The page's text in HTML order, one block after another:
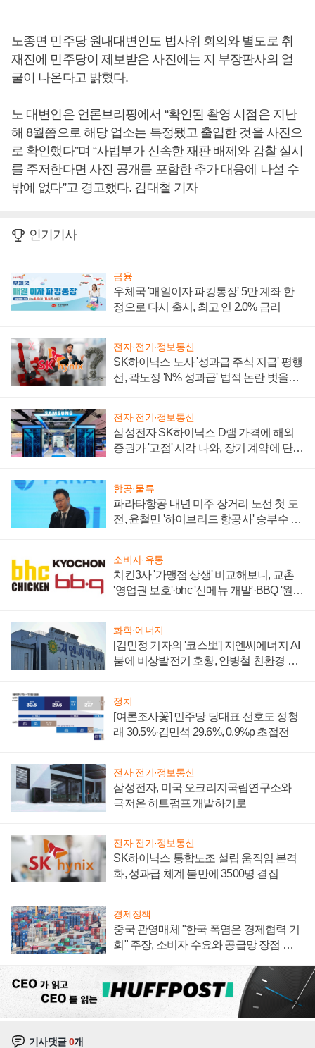
노종면 민주당 원내대변인도 법사위 회의와 별도로 취
재진에 민주당이 제보받은 사진에는 지 부장판사의 얼
굴이 나온다고 밝혔다.
노 대변인은 언론브리핑에서 “확인된 촬영 시점은 지난
해 8월쯤으로 해당 업소는 특정됐고 출입한 것을 사진으
로 확인했다”며 “사법부가 신속한 재판 배제와 감찰 실시
를 주저한다면 사진 공개를 포함한 추가 대응에 나설 수
밖에 없다”고 경고했다. 김대철 기자
인기기사
금융
우체국 '매일이자 파킹통장' 5만 계좌 한
정으로 다시 출시, 최고 연 2.0% 금리
전자·전기·정보통신
SK하이닉스 노사 '성과급 주식 지급' 평행
선, 곽노정 'N% 성과급' 법적 논란 벗을지
전자·전기·정보통신
삼성전자 SK하이닉스 D램 가격에 해외
증권가 '고점' 시각 나와, 장기 계약에 단점
항공·물류
파라타항공 내년 미주 장거리 노선 첫 도
전, 윤철민 '하이브리드 항공사' 승부수 통
소비자·유통
치킨3사 '가맹점 상생' 비교해보니, 교촌
'영업권 보호'·bhc '신메뉴 개발'·BBQ '원가
화학·에너지
[김민정 기자의 '코스뽀'] 지엔씨에너지 AI
붐에 비상발전기 호황, 안병철 친환경 에
정치
[여론조사꽃] 민주당 당대표 선호도 정청
래 30.5%·김민석 29.6%, 0.9%p 초접전
전자·전기·정보통신
삼성전자, 미국 오크리지국립연구소와
극저온 히트펌프 개발하기로
전자·전기·정보통신
SK하이닉스 통합노조 설립 움직임 본격
화, 성과급 체계 불만에 3500명 결집
경제정책
중국 관영매체 "한국 폭염은 경제협력 기
회" 주장, 소비자 수요와 공급망 장점 강
기사댓글0개